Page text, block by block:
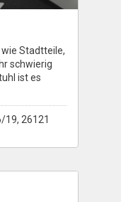
Stadtteile,
schwierig
ist es
19, 26121